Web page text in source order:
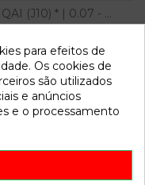
(J10) * | 0.07 - ...
derecha para nissan
OEM IAM
para efeitos de
Os cookies de
são utilizados
e anúncios
e o processamento